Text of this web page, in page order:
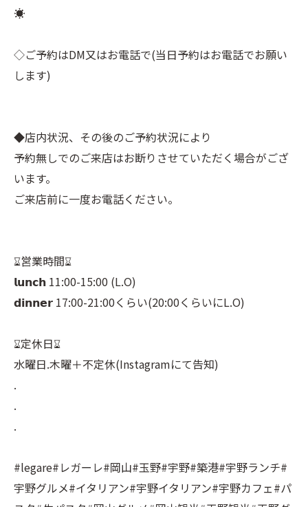
☀︎⠀
◇ご予約はDM又はお電話で(当日予約はお電話でお願い
します)⠀
◆店内状況、その後のご予約状況により⠀
予約無しでのご来店はお断りさせていただく場合がござ
います。⠀
ご来店前に一度お電話ください。⠀
⌛︎営業時間⌛︎⠀
𝗹𝘂𝗻𝗰𝗵 11:00-15:00 (L.O)⠀
𝗱𝗶𝗻𝗻𝗲𝗿 17:00-21:00くらい(20:00くらいにL.O)⠀
⌛︎定休日⌛︎⠀
水曜日.木曜＋不定休(Instagramにて告知)⠀
.⠀
.⠀
.⠀
#legare#レガーレ#岡山#玉野#宇野#築港#宇野ランチ#
宇野グルメ#イタリアン#宇野イタリアン#宇野カフェ#パ